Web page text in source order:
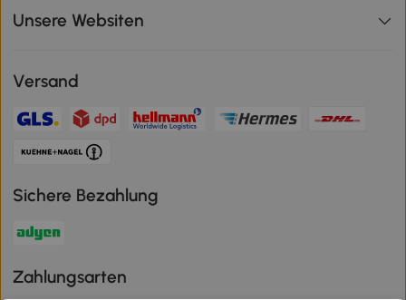
Unsere Websiten
Versand
Sichere Bezahlung
Zahlungsarten